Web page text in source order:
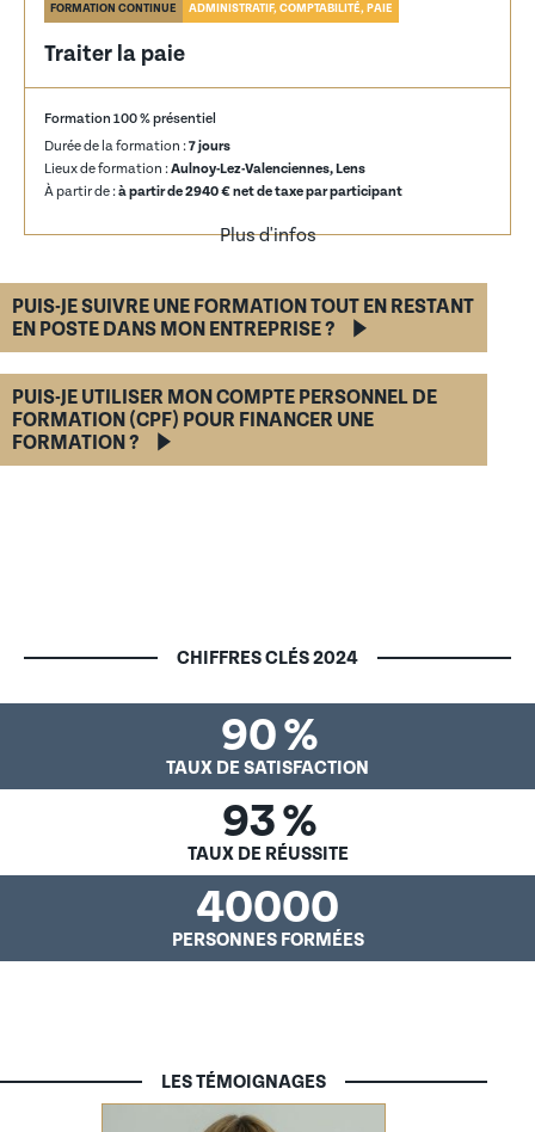
FORMATION CONTINUE ADMINISTRATIF, COMPTABILITÉ, PAIE
Traiter la paie
Plus d'infos
Formation 100 % présentiel
Durée de la formation :7 jours
Lieux de formation :Aulnoy-Lez-Valenciennes, Lens
À partir de :à partir de 2940 € net de taxe par participant
PUIS-JE SUIVRE UNE FORMATION TOUT EN RESTANT
EN POSTE DANS MON ENTREPRISE ?
PUIS-JE UTILISER MON COMPTE PERSONNEL DE
FORMATION (CPF) POUR FINANCER UNE
FORMATION ?
CHIFFRES CLÉS 2024
90%
TAUX DE SATISFACTION
93%
TAUX DE RÉUSSITE
40000
PERSONNES FORMÉES
LES TÉMOIGNAGES